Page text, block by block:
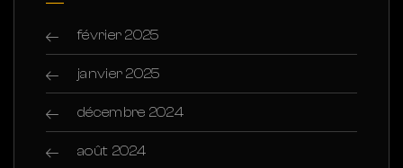
février 2025
janvier 2025
décembre 2024
août 2024